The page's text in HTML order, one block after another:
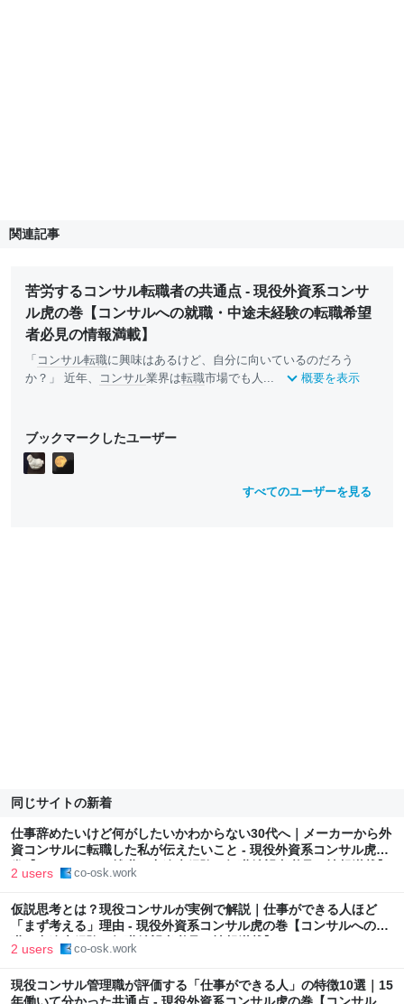
関連記事
苦労するコンサル転職者の共通点 - 現役外資系コンサ
ル虎の巻【コンサルへの就職・中途未経験の転職希望
者必見の情報満載】
「 コンサル転職に興味はあるけど、自分に向いているのだろう
か？」 近年、
コンサル業界は転職市場でも人... 概要を表示
ブックマークしたユーザー
すべてのユーザーを見る
同じサイトの新着
仕事辞めたいけど何がしたいかわからない30代へ｜メーカーから外
資コンサルに転職した私が伝えたいこと - 現役外資系コンサル虎の
巻【コンサルへの就職・中途未経験の転職希望者必見の情報満載】
2 users co-osk.work
仮説思考とは？現役コンサルが実例で解説｜仕事ができる人ほど
「まず考える」理由 - 現役外資系コンサル虎の巻【コンサルへの就
職・中途未経験の転職希望者必見の情報満載】
2 users co-osk.work
現役コンサル管理職が評価する「仕事ができる人」の特徴10選｜15